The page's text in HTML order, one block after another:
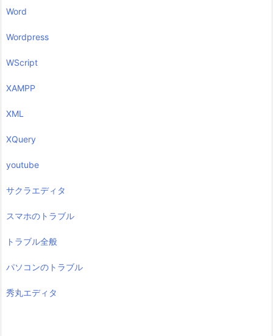
Word
Wordpress
WScript
XAMPP
XML
XQuery
youtube
サクラエディタ
スマホのトラブル
トラブル全般
パソコンのトラブル
秀丸エディタ